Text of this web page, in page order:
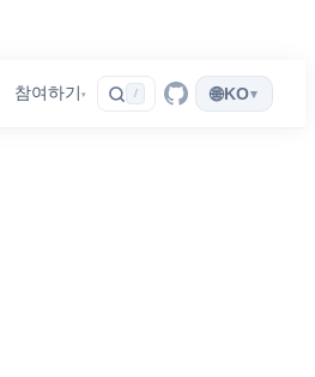
참여하기 ▾ / 🌐KO▾